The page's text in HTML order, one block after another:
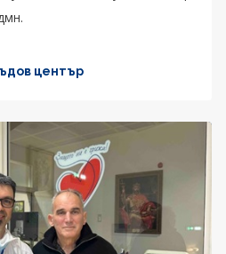
център